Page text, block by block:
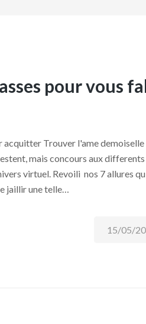
pour vous
Trouver l'ame demoiselle
mais concours aux
virtuel. Revoili nos 7 allures
jaillir une telle…
15/05/